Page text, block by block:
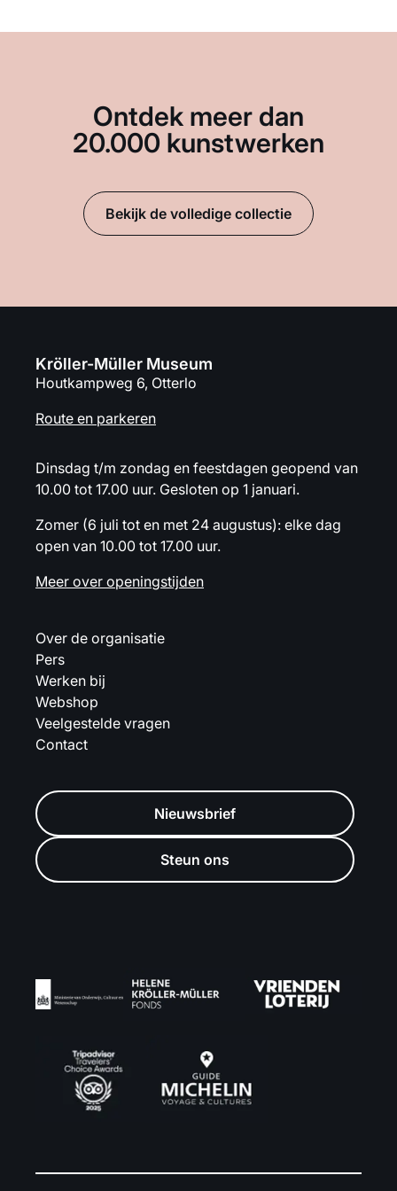
Ontdek meer dan
20.000 kunstwerken
Bekijk de volledige collectie
Kröller-Müller Museum
Houtkampweg 6, Otterlo
Route en parkeren
Dinsdag t/m zondag en feestdagen geopend van
10.00 tot 17.00 uur. Gesloten op 1 januari.
Zomer (6 juli tot en met 24 augustus): elke dag
open van 10.00 tot 17.00 uur.
Meer over openingstijden
Over de organisatie
Pers
Werken bij
Webshop
Veelgestelde vragen
Contact
Nieuwsbrief
Steun ons